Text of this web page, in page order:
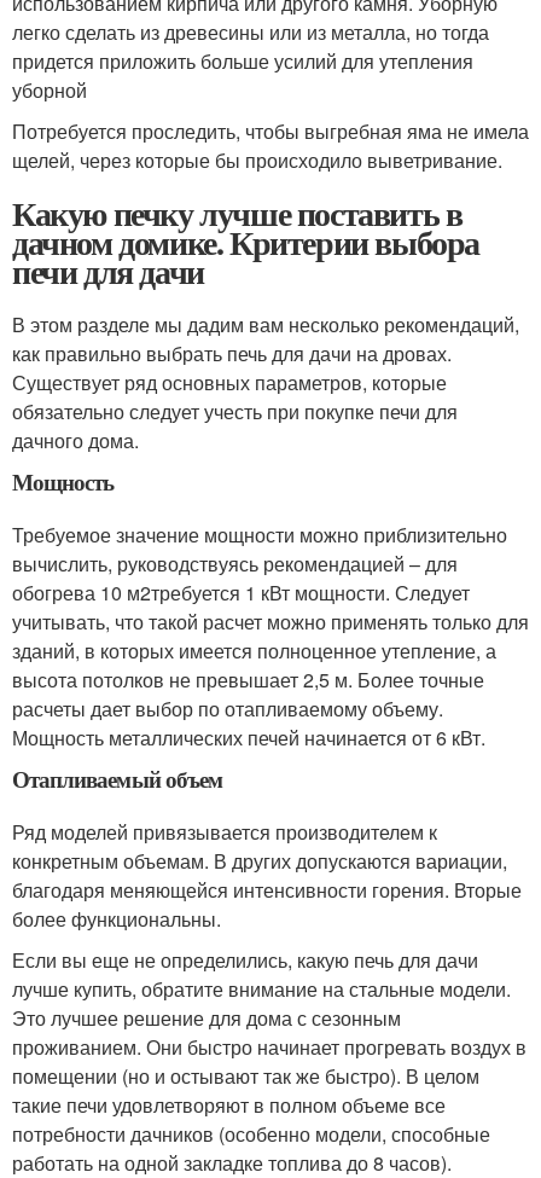
легко сделать из древесины или из металла, но тогда
придется приложить больше усилий для утепления
уборной
Потребуется проследить, чтобы выгребная яма не имела
щелей, через которые бы происходило выветривание.
Какую печку лучше поставить в
дачном домике. Критерии выбора
печи для дачи
В этом разделе мы дадим вам несколько рекомендаций,
как правильно выбрать печь для дачи на дровах.
Существует ряд основных параметров, которые
обязательно следует учесть при покупке печи для
дачного дома.
Мощность
Требуемое значение мощности можно приблизительно
вычислить, руководствуясь рекомендацией – для
обогрева 10 м2требуется 1 кВт мощности. Следует
учитывать, что такой расчет можно применять только для
зданий, в которых имеется полноценное утепление, а
высота потолков не превышает 2,5 м. Более точные
расчеты дает выбор по отапливаемому объему.
Мощность металлических печей начинается от 6 кВт.
Отапливаемый объем
Ряд моделей привязывается производителем к
конкретным объемам. В других допускаются вариации,
благодаря меняющейся интенсивности горения. Вторые
более функциональны.
Если вы еще не определились, какую печь для дачи
лучше купить, обратите внимание на стальные модели.
Это лучшее решение для дома с сезонным
проживанием. Они быстро начинает прогревать воздух в
помещении (но и остывают так же быстро). В целом
такие печи удовлетворяют в полном объеме все
потребности дачников (особенно модели, способные
работать на одной закладке топлива до 8 часов).